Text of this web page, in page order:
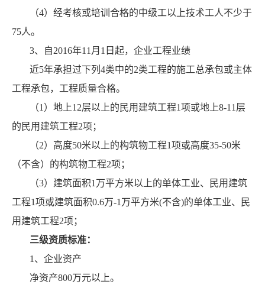
（4）经考核或培训合格的中级工以上技术工人不少于
75人。
3、自2016年11月1日起，企业工程业绩
近5年承担过下列4类中的2类工程的施工总承包或主体
工程承包，工程质量合格。
（1）地上12层以上的民用建筑工程1项或地上8-11层
的民用建筑工程2项；
（2）高度50米以上的构筑物工程1项或高度35-50米
（不含）的构筑物工程2项；
（3）建筑面积1万平方米以上的单体工业、民用建筑
工程1项或建筑面积0.6万-1万平方米(不含)的单体工业、民
用建筑工程2项；
三级资质标准：
1、企业资产
净资产800万元以上。